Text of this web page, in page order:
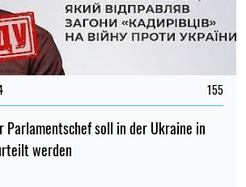
155
Parlamentschef soll in der Ukraine in
werden